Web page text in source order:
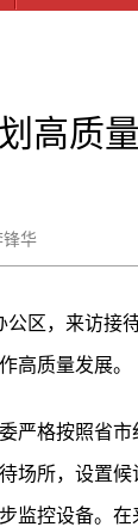
高质
华
公区，来访
高质量发展。
严格按照省
场所，设置
监控设备。